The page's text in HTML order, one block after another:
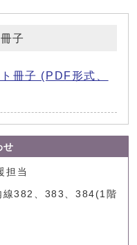
子
冊子 (PDF形式、
せ
担当
382、383、384(1階